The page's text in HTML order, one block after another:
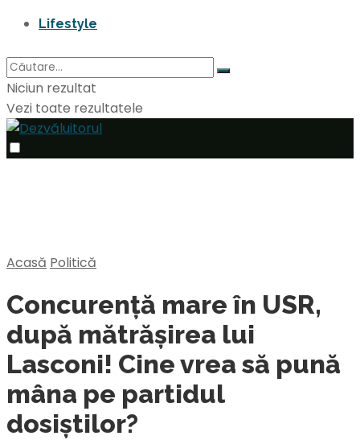
Lifestyle
Niciun rezultat
Vezi toate rezultatele
Acasă Politică
Concurență mare în USR,
după mătrășirea lui
Lasconi! Cine vrea să pună
mâna pe partidul
dosiștilor?